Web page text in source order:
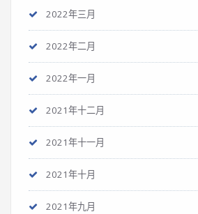
2022年三月
2022年二月
2022年一月
2021年十二月
2021年十一月
2021年十月
2021年九月